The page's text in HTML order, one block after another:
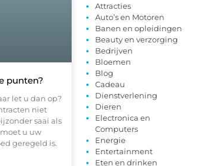
punten?
let u dan op?
niet
saai als
u uw
geregeld is.
Attracties
Auto’s en Motoren
Banen en opleidingen
Beauty en verzorging
Bedrijven
Bloemen
Blog
Cadeau
Dienstverlening
Dieren
Electronica en
Computers
Energie
Entertainment
Eten en drinken